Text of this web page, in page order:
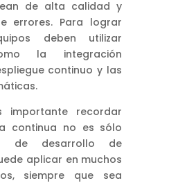
de alta calidad y
errores. Para lograr
deben utilizar
la integración
continuo y las
importante recordar
continua no es sólo
de desarrollo de
aplicar en muchos
siempre que sea